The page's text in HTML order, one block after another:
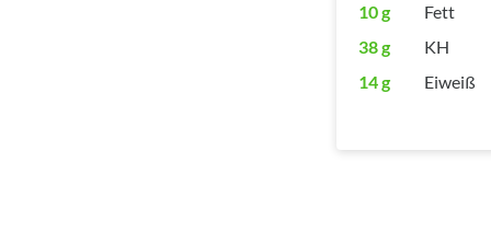
10 g
Fett
38 g
KH
14 g
Eiweiß